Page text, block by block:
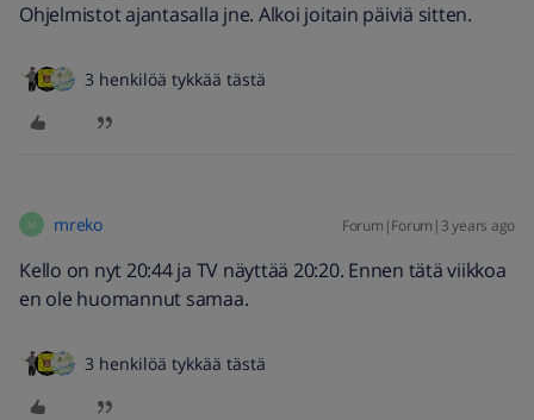
Ohjelmistot ajantasalla jne. Alkoi joitain päiviä sitten.
3 henkilöä tykkää tästä
M mreko Forum|Forum|3 years ago
Kello on nyt 20:44 ja TV näyttää 20:20. Ennen tätä viikkoa
en ole huomannut samaa.
3 henkilöä tykkää tästä